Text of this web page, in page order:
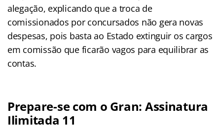
alegação, explicando que a troca de
comissionados por concursados não gera novas
despesas, pois basta ao Estado extinguir os cargos
em comissão que ficarão vagos para equilibrar as
contas.
Prepare-se com o Gran: Assinatura
Ilimitada 11